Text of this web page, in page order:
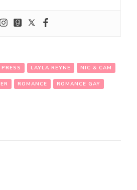
LAYLA REYNE NIC & CAM
ROMANCE ROMANCE GAY